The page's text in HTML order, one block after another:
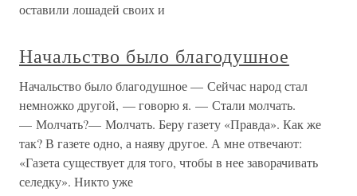
оставили лошадей своих и
Начальство было благодушное
Начальство было благодушное — Сейчас народ стал
немножко другой, — говорю я. — Стали молчать.
— Молчать?— Молчать. Беру газету «Правда». Как же
так? В газете одно, а наяву другое. А мне отвечают:
«Газета существует для того, чтобы в нее заворачивать
селедку». Никто уже